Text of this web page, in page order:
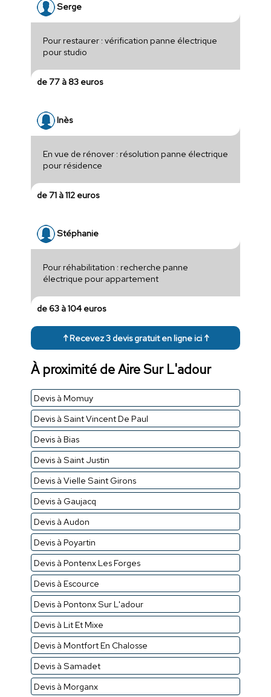
Serge
Pour restaurer : vérification panne électrique
pour studio
de 77 à 83 euros
Inès
En vue de rénover : résolution panne électrique
pour résidence
de 71 à 112 euros
Stéphanie
Pour réhabilitation : recherche panne
électrique pour appartement
de 63 à 104 euros
↑ Recevez 3 devis gratuit en ligne ici ↑
À proximité de Aire Sur L'adour
Devis à Momuy
Devis à Saint Vincent De Paul
Devis à Bias
Devis à Saint Justin
Devis à Vielle Saint Girons
Devis à Gaujacq
Devis à Audon
Devis à Poyartin
Devis à Pontenx Les Forges
Devis à Escource
Devis à Pontonx Sur L'adour
Devis à Lit Et Mixe
Devis à Montfort En Chalosse
Devis à Samadet
Devis à Morganx